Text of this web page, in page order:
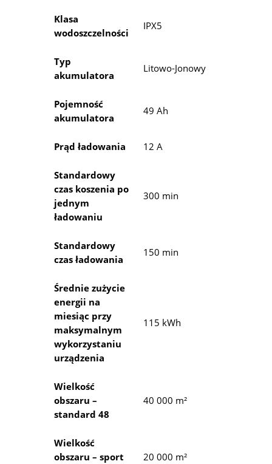
Klasa
wodoszczelności
IPX5
Typ
akumulatora
Litowo-Jonowy
Pojemność
akumulatora
49 Ah
Prąd ładowania 12 A
Standardowy
czas koszenia po
jednym
ładowaniu
300 min
Standardowy
czas ładowania
150 min
Średnie zużycie
energii na
miesiąc przy
maksymalnym
wykorzystaniu
urządzenia
115 kWh
Wielkość
obszaru –
standard 48
40 000 m²
Wielkość
obszaru – sport
20 000 m²